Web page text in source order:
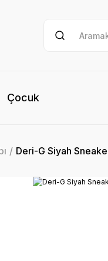
Çocuk
Deri-G Siyah